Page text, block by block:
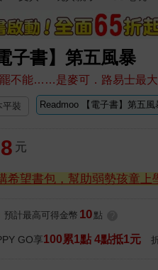
子書】第五風暴
罷不能……是麥可．路易士最
平裝
元
希望書包，幫助弱勢孩童上
預計最高可得金幣 10 點
GO享100累1點 4點抵1元